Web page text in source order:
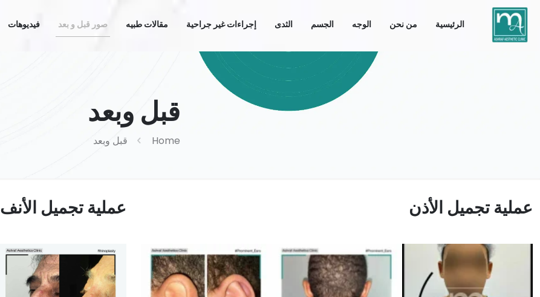
الرئيسية من نحن الوجه الجسم الثدى إجراءات غير جراحية مقالات طبيه صور قبل و بعد فيديوهات
قبل وبعد
Home قبل وبعد
عملية تجميل الأذن عملية تجميل الأنف